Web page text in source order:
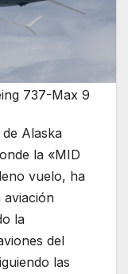
737-Max 9
Alaska
la «MID
vuelo, ha
aviación
la
del
las